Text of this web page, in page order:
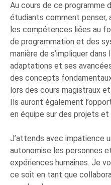
Au cours de ce programme
étudiants comment penser,
les compétences liées au
de programmation et des
manière de s’impliquer
adaptations et ses
des concepts
lors des cours magistraux
Ils auront également
en équipe sur des projets et
J’attends avec impatience
autonomise les personnes
expériences humaines. Je
ce soit en tant que